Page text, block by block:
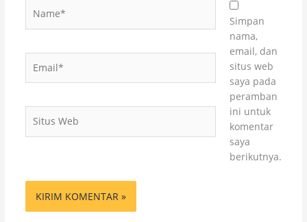
Web
Simpan
nama,
email, dan
situs web
saya pada
peramban
ini untuk
komentar
saya
berikutnya.